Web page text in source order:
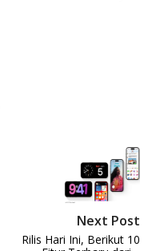
Next Post
Rilis Hari Ini, Berikut 10